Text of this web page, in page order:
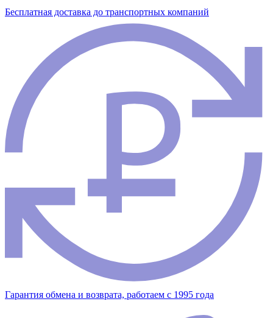
Бесплатная доставка до транспортных компаний
Гарантия обмена и возврата, работаем с 1995 года